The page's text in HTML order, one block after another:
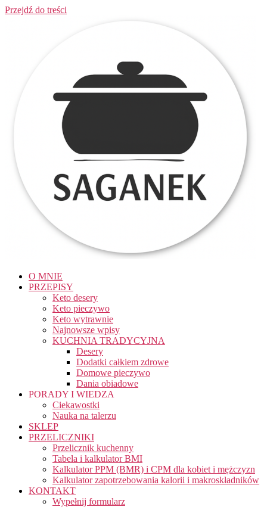
Przejdź do treści
O MNIE
PRZEPISY
Keto desery
Keto pieczywo
Keto wytrawnie
Najnowsze wpisy
KUCHNIA TRADYCYJNA
Desery
Dodatki całkiem zdrowe
Domowe pieczywo
Dania obiadowe
PORADY I WIEDZA
Ciekawostki
Nauka na talerzu
SKLEP
PRZELICZNIKI
Przelicznik kuchenny
Tabela i kalkulator BMI
Kalkulator PPM (BMR) i CPM dla kobiet i mężczyzn
Kalkulator zapotrzebowania kalorii i makroskładników
KONTAKT
Wypełnij formularz